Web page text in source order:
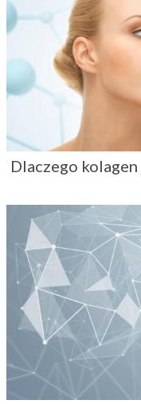
Dlaczego